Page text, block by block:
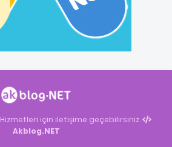
Hizmetleri için iletişime geçebilirsiniz.
Akblog.NET